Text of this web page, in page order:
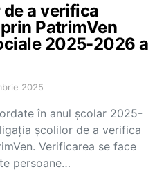
a verifica
PatrimVen
2025-2026 a
2025
în anul școlar 2025-
școlilor de a verifica
Verificarea se face
persoane…